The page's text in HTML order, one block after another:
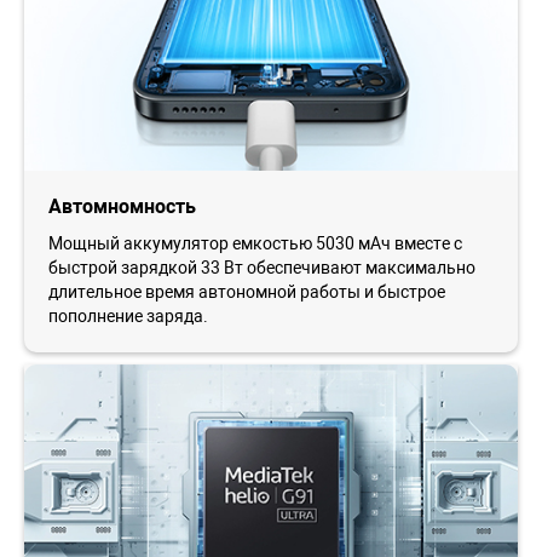
Автомномность
Мощный аккумулятор емкостью 5030 мАч вместе с
быстрой зарядкой 33 Вт обеспечивают максимально
длительное время автономной работы и быстрое
пополнение заряда.